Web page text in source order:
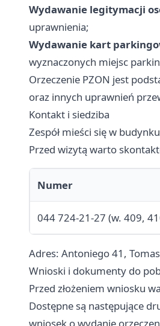
Wydawanie legitymacji
uprawnienia;
Wydawanie kart
wyznaczonych miejsc
Orzeczenie PZON jest
oraz innych uprawnień
Kontakt i siedziba
Zespół mieści się w
Przed wizytą warto
Numer
044 724-21-27 (w. 409,
Adres: Antoniego 41,
Wnioski i dokumenty do
Przed złożeniem wniosku
Dostępne są następujące